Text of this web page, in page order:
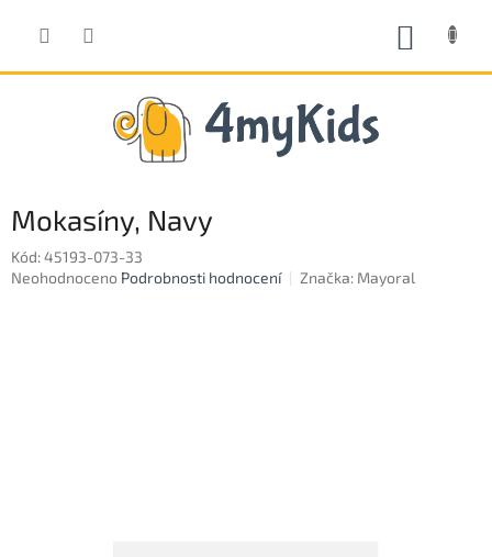
Mokasíny, Navy
Kód:45193-073-33
Průměrné
Neohodnoceno Podrobnosti hodnocení Značka: Mayoral